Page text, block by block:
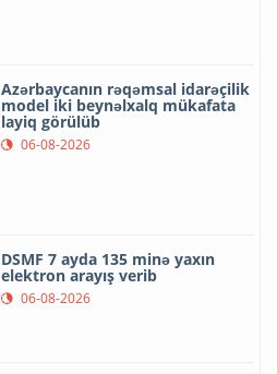
Azərbaycanın rəqəmsal idarəçilik
model iki beynəlxalq mükafata
layiq görülüb
06-08-2026
DSMF 7 ayda 135 minə yaxın
elektron arayış verib
06-08-2026